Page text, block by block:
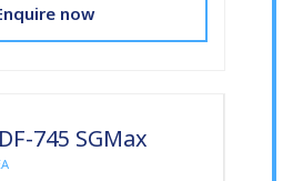
now
745 SGMax